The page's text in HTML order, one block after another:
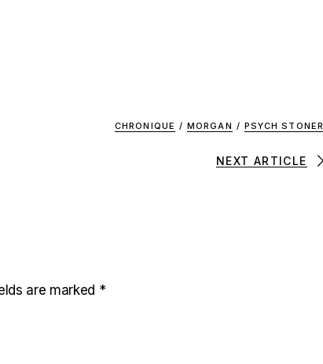
CHRONIQUE / MORGAN / PSYCH STONER
NEXT ARTICLE
are marked *